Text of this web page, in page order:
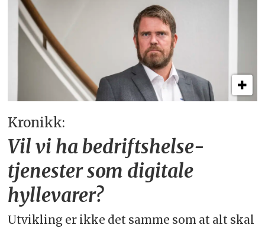
Kronikk:
Vil vi ha bedriftshelse­
tjenester som digitale
hyllevarer?
Utvikling er ikke det samme som at alt skal